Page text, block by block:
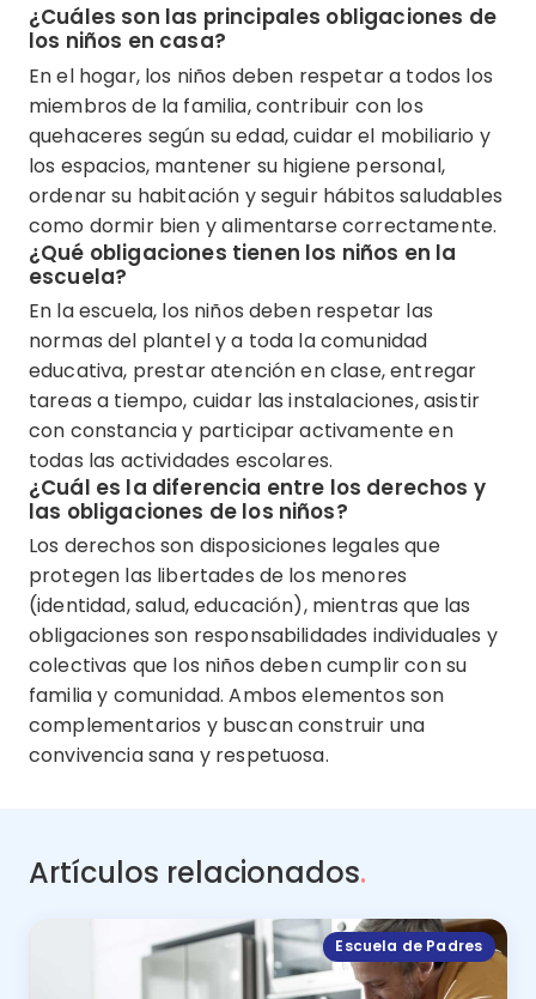
¿Cuáles son las principales obligaciones de
los niños en casa?
En el hogar, los niños deben respetar a todos los
miembros de la familia, contribuir con los
quehaceres según su edad, cuidar el mobiliario y
los espacios, mantener su higiene personal,
ordenar su habitación y seguir hábitos saludables
como dormir bien y alimentarse correctamente.
¿Qué obligaciones tienen los niños en la
escuela?
En la escuela, los niños deben respetar las
normas del plantel y a toda la comunidad
educativa, prestar atención en clase, entregar
tareas a tiempo, cuidar las instalaciones, asistir
con constancia y participar activamente en
todas las actividades escolares.
¿Cuál es la diferencia entre los derechos y
las obligaciones de los niños?
Los derechos son disposiciones legales que
protegen las libertades de los menores
(identidad, salud, educación), mientras que las
obligaciones son responsabilidades individuales y
colectivas que los niños deben cumplir con su
familia y comunidad. Ambos elementos son
complementarios y buscan construir una
convivencia sana y respetuosa.
Artículos relacionados.
Escuela de Padres